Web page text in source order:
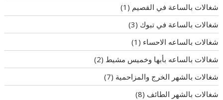
شغالات بالساعة في القصيم (1)
شغالات بالساعة في تبوك (3)
شغالات بالساعه الاحساء (1)
شغالات بالساعه بأبها وخميس مشيط (2)
شغالات بالشهر الخرج والمزاحمية (7)
شغالات بالشهر الطائف (8)